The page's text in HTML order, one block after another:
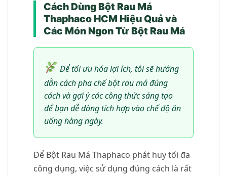
Cách Dùng Bột Rau Má
Thaphaco HCM Hiệu Quả và
Các Món Ngon Từ Bột Rau Má
Để tối ưu hóa lợi ích, tôi sẽ hướng
dẫn cách pha chế bột rau má đúng
cách và gợi ý các công thức sáng tạo
để bạn dễ dàng tích hợp vào chế độ ăn
uống hàng ngày.
Để Bột Rau Má Thaphaco phát huy tối đa
công dụng, việc sử dụng đúng cách là rất